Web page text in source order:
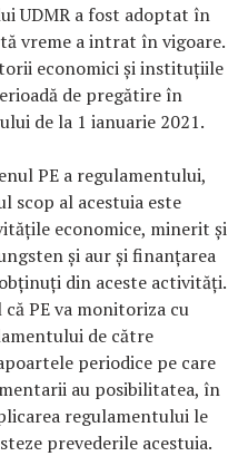
UDMR a fost adoptat în
vreme a intrat în vigoare.
economici și instituțiile
de pregătire în
de la 1 ianuarie 2021.
PE a regulamentului,
scop al acestuia este
economice, minerit și
și aur și finanțarea
din aceste activități.
PE va monitoriza cu
de către
periodice pe care
au posibilitatea, în
regulamentului le
prevederile acestuia.